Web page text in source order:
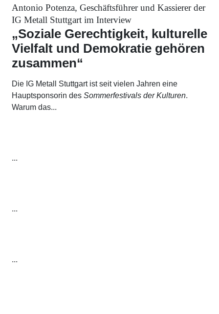
Antonio Potenza, Geschäftsführer und Kassierer der
IG Metall Stuttgart im Interview
„Soziale Gerechtigkeit, kulturelle
Vielfalt und Demokratie gehören
zusammen“
Die IG Metall Stuttgart ist seit vielen Jahren eine
Hauptsponsorin des Sommerfestivals der Kulturen.
Warum das...
...
...
...